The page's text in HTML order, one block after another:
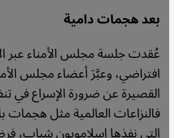
بعد هجمات دامية
عُقدت جلسة مجلس الأمناء عبر
افتراضي، وعبَّرَ أعضاء مجلس
القصيرة عن ضرورة الإسراع في
فالنزاعات العالمية مثل